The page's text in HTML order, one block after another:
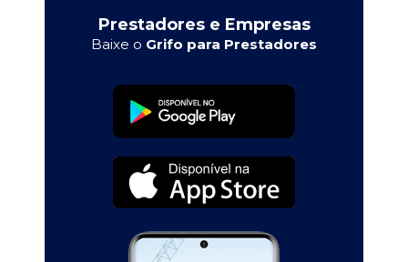
Prestadores e Empresas
Baixe o Grifo para Prestadores